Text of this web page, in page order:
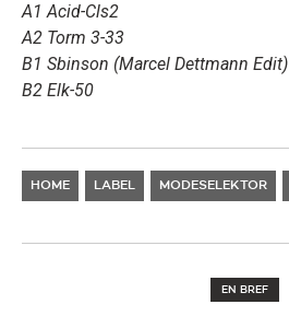
A1 Acid-Cls2
A2 Torm 3-33
B1 Sbinson (Marcel Dettmann Edit)
B2 Elk-50
HOME LABEL MODESELEKTOR
EN BREF